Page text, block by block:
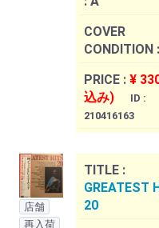
COVER
CONDITION :
PRICE : ¥
込み)
ID :
210416163
店舗
再入荷
TITLE :
GREATEST
20